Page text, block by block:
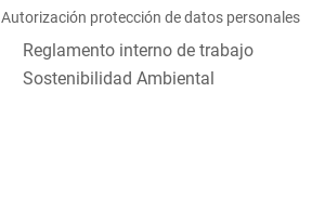
Autorización protección de datos personales
Reglamento interno de trabajo
Sostenibilidad Ambiental